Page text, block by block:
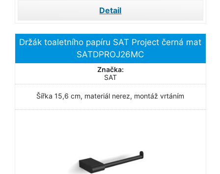
Detail
Držák toaletního papíru SAT Project černá mat
SATDPROJ26MC
Značka:
SAT
Šířka 15,6 cm, materiál nerez, montáž vrtáním